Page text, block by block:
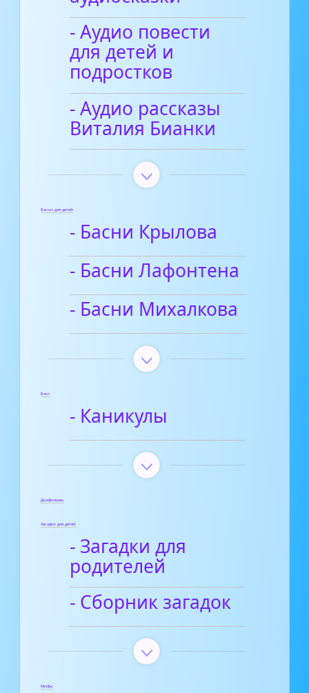
- Аудио повести
для детей и
подростков
- Аудио рассказы
Виталия Бианки
Басни для детей
- Басни Крылова
- Басни Лафонтена
- Басни Михалкова
Блог
- Каникулы
Диафильмы
Загадки для детей
- Загадки для
родителей
- Сборник загадок
Мифы